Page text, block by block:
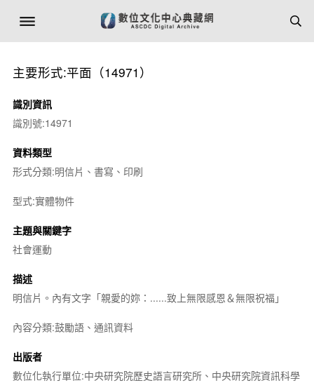
主要形式:平面（14971）
識別資訊
識別號:14971
資料類型
形式分類:明信片、書寫、印刷
型式:實體物件
主題與關鍵字
社會運動
描述
明信片。內有文字「親愛的妳：......致上無限感恩＆無限祝福」
內容分類:鼓勵語、通訊資料
出版者
數位化執行單位:中央研究院歷史語言研究所、中央研究院資訊科學